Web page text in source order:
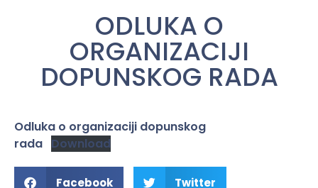
ODLUKA O
ORGANIZACIJI
DOPUNSKOG RADA
Odluka o organizaciji dopunskog
rada Download
Facebook Twitter